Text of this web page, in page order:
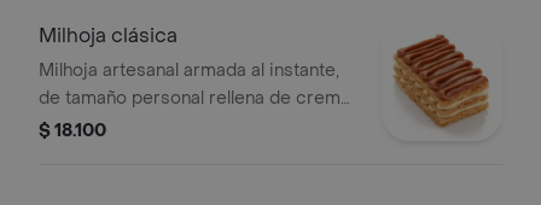
Milhoja clásica
Milhoja artesanal armada al instante,
de tamaño personal rellena de crema
pastelera con cubierta de arequipe.
$ 18.100